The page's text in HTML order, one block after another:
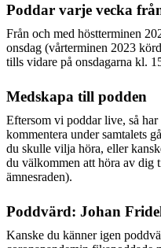
Poddar varje vecka
Från och med höstterminen
onsdag (vårterminen 2023
tills vidare på onsdagarna kl.
Medskapa till podden
Eftersom vi poddar live, så
kommentera under samtalets
du skulle vilja höra, eller
du välkommen att höra av dig
ämnesraden).
Poddvärd: Johan
Kanske du känner igen